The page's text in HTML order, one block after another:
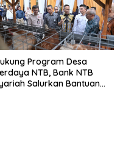
Program Desa
NTB, Bank NTB
Salurkan Bantuan